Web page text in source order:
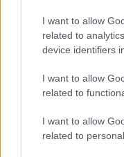
I want to allow
related to
device identifiers
I want to allow
related to
I want to allow
related to